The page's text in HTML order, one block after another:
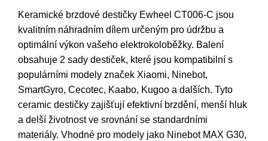
Keramické brzdové destičky Ewheel CT006-C jsou
kvalitním náhradním dílem určeným pro údržbu a
optimální výkon vašeho elektrokoloběžky. Balení
obsahuje 2 sady destiček, které jsou kompatibilní s
populárními modely značek Xiaomi, Ninebot,
SmartGyro, Cecotec, Kaabo, Kugoo a dalších. Tyto
ceramic destičky zajišťují efektivní brzdění, menší hluk
a delší životnost ve srovnání se standardními
materiály. Vhodné pro modely jako Ninebot MAX G30,